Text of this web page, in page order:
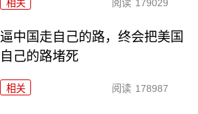
相关 阅读 179029
逼中国走自己的路，终会把美国
自己的路堵死
相关 阅读 178987